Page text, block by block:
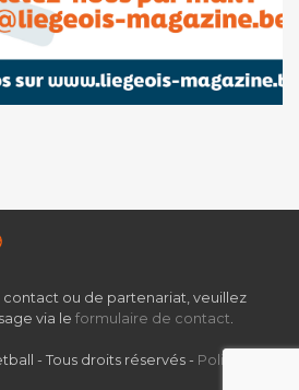
ou de partenariat, veuillez
via le formulaire de contact.
- Tous droits réservés - Politique